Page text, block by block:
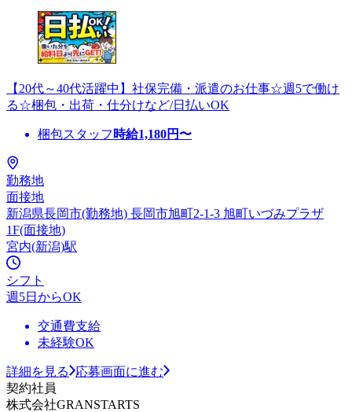
【20代～40代活躍中】社保完備・派遣のお仕事☆週5で働け
る☆梱包・出荷・仕分けなど/日払いOK
梱包スタッフ 時給1,180円〜
勤務地
面接地
新潟県長岡市(勤務地) 長岡市旭町2-1-3 旭町いづみプラザ
1F(面接地)
宮内(新潟)駅
シフト
週5日からOK
交通費支給
未経験OK
詳細を見る
応募画面に進む
契約社員
株式会社GRANSTARTS